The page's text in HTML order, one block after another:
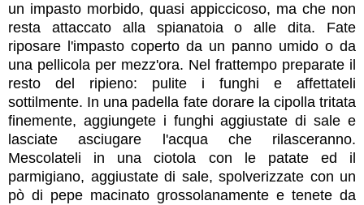
un impasto morbido, quasi appiccicoso, ma che non
resta attaccato alla spianatoia o alle dita. Fate
riposare l'impasto coperto da un panno umido o da
una pellicola per mezz'ora. Nel frattempo preparate il
resto del ripieno: pulite i funghi e affettateli
sottilmente. In una padella fate dorare la cipolla tritata
finemente, aggiungete i funghi aggiustate di sale e
lasciate asciugare l'acqua che rilasceranno.
Mescolateli in una ciotola con le patate ed il
parmigiano, aggiustate di sale, spolverizzate con un
pò di pepe macinato grossolanamente e tenete da